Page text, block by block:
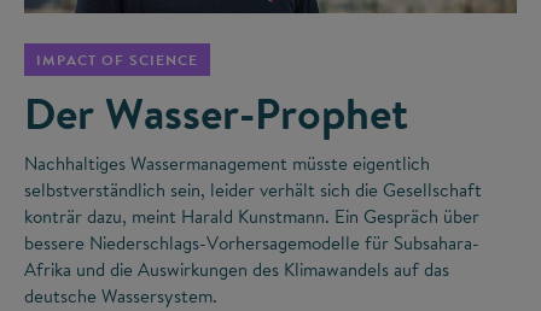
IMPACT OF SCIENCE
Der Wasser-Prophet
Nachhaltiges Wassermanagement müsste eigentlich
selbstverständlich sein, leider verhält sich die Gesellschaft
konträr dazu, meint Harald Kunstmann. Ein Gespräch über
bessere Niederschlags-Vorhersagemodelle für Subsahara-
Afrika und die Auswirkungen des Klimawandels auf das
deutsche Wassersystem.